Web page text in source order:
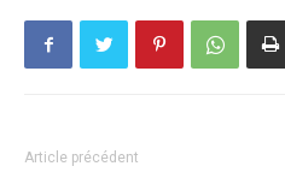
Article précédent